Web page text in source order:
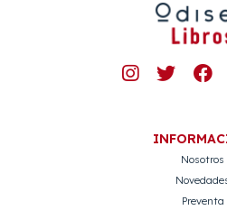
Nosotros
Preventa